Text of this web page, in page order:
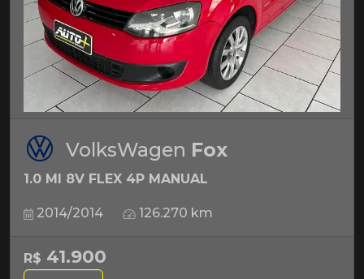
VolksWagen Fox
1.0 MI 8V FLEX 4P MANUAL
2014/2014 126.270 km
R$ 41.900